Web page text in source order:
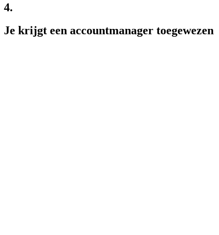
4.
Je krijgt een accountmanager toegewezen